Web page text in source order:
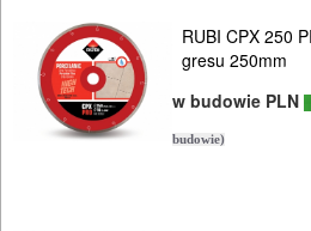
glazurnicze
Akcesoria
Osprzęt
RUBI CPX 250
gresu 250mm
w budowie PLN
budowie)